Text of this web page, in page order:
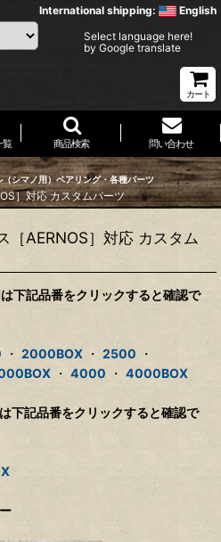
International shipping: English
Select language here!
by Google translate
カート
覧 商品検索 問い合わせ
シマノ用）ベアリング・各種パーツ
］対応 カスタムパーツ
［AERNOS］対応 カスタム
下記品番をクリックすると確認で
・ 2000BOX ・ 2500 ・
・ 4000 ・ 4000BOX
下記品番をクリックすると確認で